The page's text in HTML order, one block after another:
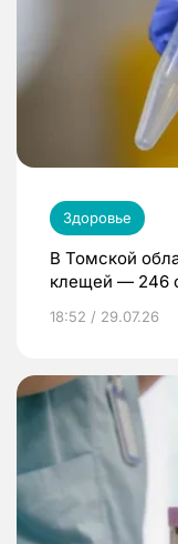
Здоровье
В Томской
клещей — 246
18:52 / 29.07.26